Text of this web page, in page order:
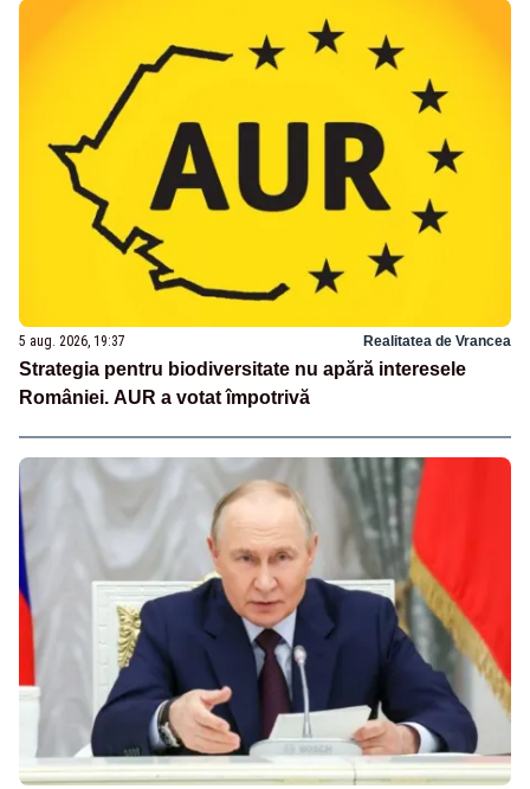
5 aug. 2026, 19:37 Realitatea de Vrancea
Strategia pentru biodiversitate nu apără interesele
României. AUR a votat împotrivă